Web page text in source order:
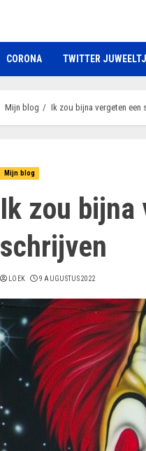
CORONA TWITTER
Mijn blog Ik zou bijna vergeten een
Mijn blog
Ik zou bijna
schrijven
LOEK 9 AUGUSTUS 2022